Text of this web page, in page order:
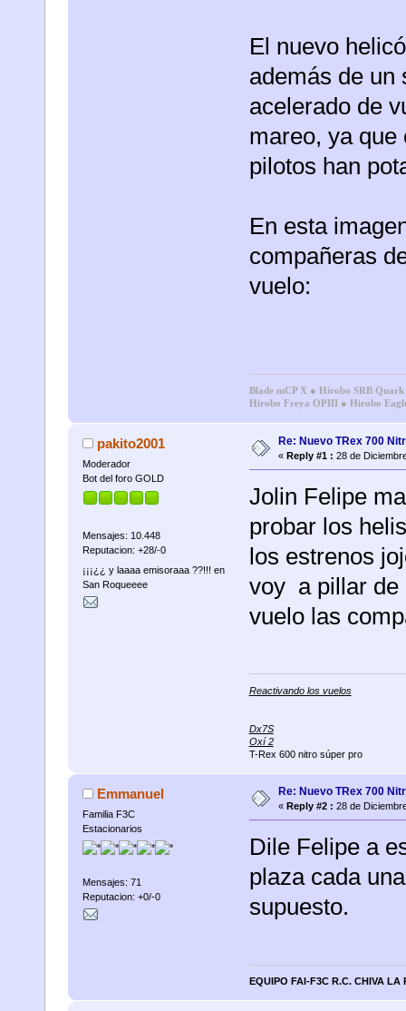
El nuevo
además de un
acelerado de
mareo, ya que
pilotos han
En esta
compañeras
vuelo:
Blade mCP X ● Hirobo SRB Quark
Hirobo Freya OPIII ● Hirobo
pakito2001
Moderador
Bot del foro GOLD
Mensajes: 10.448
Reputacion: +28/-0
¡¡¡¿¿ y laaaa emisoraaa ??!!! en
San Roqueeee
Re: Nuevo TRex 700
« Reply #1 : 28 de
Jolin Felipe
probar los
los estrenos
voy a pillar de
vuelo las
Reactivando los vuelos
Dx7S
Oxí 2
T-Rex 600 nitro súper pro
Emmanuel
Familia F3C
Estacionarios
Mensajes: 71
Reputacion: +0/-0
Re: Nuevo TRex 700
« Reply #2 : 28 de
Dile Felipe a
plaza cada
supuesto.
EQUIPO FAI-F3C R.C. CHIVA LA